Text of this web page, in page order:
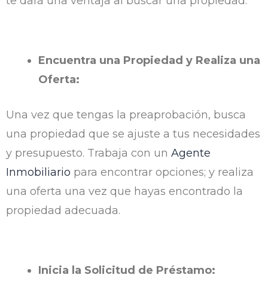
Encuentra una Propiedad y Realiza una
Oferta:
Una vez que tengas la preaprobación, busca
una propiedad que se ajuste a tus necesidades
y presupuesto. Trabaja con un Agente
Inmobiliario para encontrar opciones; y realiza
una oferta una vez que hayas encontrado la
propiedad adecuada.
Inicia la Solicitud de Préstamo: